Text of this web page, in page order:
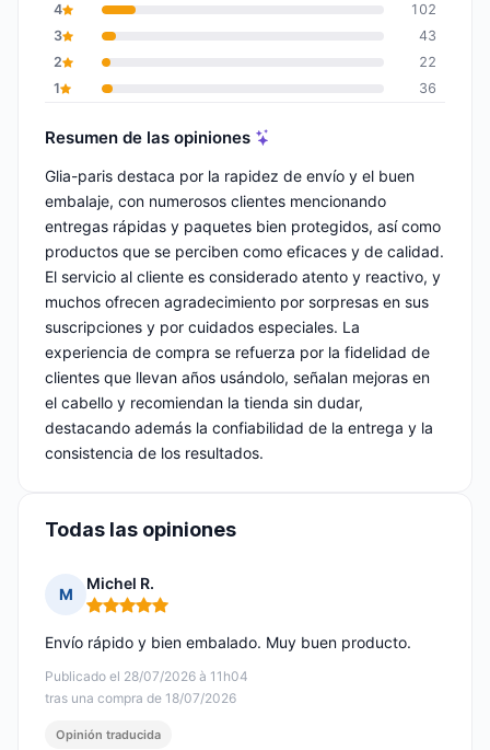
4
102
3
43
2
22
1
36
Resumen de las opiniones
Glia-paris destaca por la rapidez de envío y el buen
embalaje, con numerosos clientes mencionando
entregas rápidas y paquetes bien protegidos, así como
productos que se perciben como eficaces y de calidad.
El servicio al cliente es considerado atento y reactivo, y
muchos ofrecen agradecimiento por sorpresas en sus
suscripciones y por cuidados especiales. La
experiencia de compra se refuerza por la fidelidad de
clientes que llevan años usándolo, señalan mejoras en
el cabello y recomiendan la tienda sin dudar,
destacando además la confiabilidad de la entrega y la
consistencia de los resultados.
Todas las opiniones
M
Michel R.
Nota: 5 de 5
Publicado el 28/07/2026 à 11h04
tras una compra de 18/07/2026
Envío rápido y bien embalado. Muy buen producto.
Opinión traducida